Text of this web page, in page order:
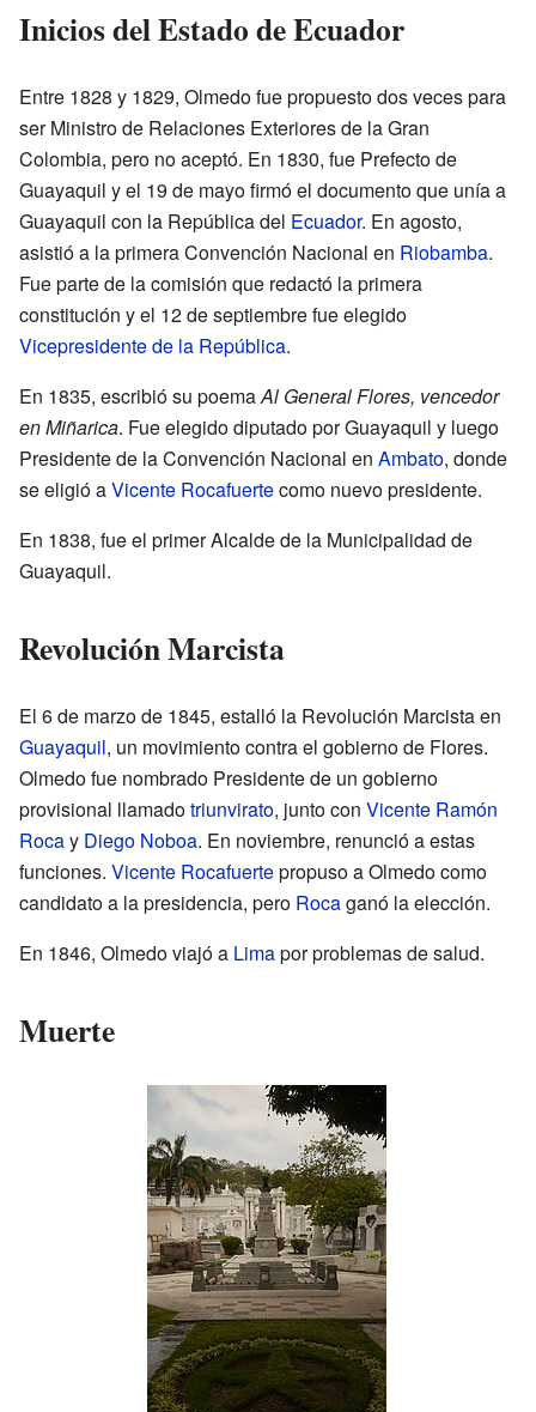
Inicios del Estado de Ecuador
Entre 1828 y 1829, Olmedo fue propuesto dos veces para
ser Ministro de Relaciones Exteriores de la Gran
Colombia, pero no aceptó. En 1830, fue Prefecto de
Guayaquil y el 19 de mayo firmó el documento que unía a
Guayaquil con la República del Ecuador. En agosto,
asistió a la primera Convención Nacional en Riobamba.
Fue parte de la comisión que redactó la primera
constitución y el 12 de septiembre fue elegido
Vicepresidente de la República.
En 1835, escribió su poemaAl General Flores, vencedor
en Miñarica. Fue elegido diputado por Guayaquil y luego
Presidente de la Convención Nacional en Ambato, donde
se eligió aVicente Rocafuertecomo nuevo presidente.
En 1838, fue el primer Alcalde de la Municipalidad de
Guayaquil.
Revolución Marcista
El 6 de marzo de 1845, estalló la Revolución Marcista en
Guayaquil, un movimiento contra el gobierno de Flores.
Olmedo fue nombrado Presidente de un gobierno
provisional llamadotriunvirato, junto con Vicente Ramón
Rocay Diego Noboa. En noviembre, renunció a estas
funciones. Vicente Rocafuertepropuso a Olmedo como
candidato a la presidencia, pero Rocaganó la elección.
En 1846, Olmedo viajó a Limapor problemas de salud.
Muerte